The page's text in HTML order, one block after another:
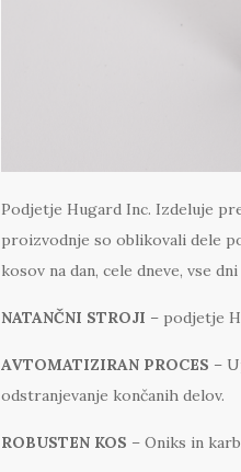
Podjetje Hugard Inc. Izdeluje
proizvodnje so oblikovali dele
kosov na dan, cele dneve, vse
NATANČNI STROJI – podjetje
AVTOMATIZIRAN PROCES –
odstranjevanje končanih delov.
ROBUSTEN KOS – Oniks in